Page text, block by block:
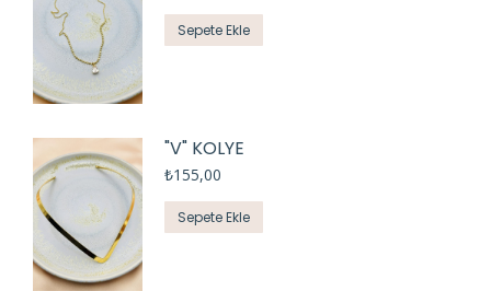
Sepete Ekle
"V" KOLYE
₺155,00
Sepete Ekle